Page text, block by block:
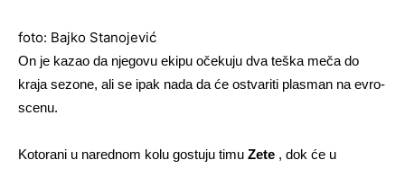
foto: Bajko Stanojević
On je kazao da njegovu ekipu očekuju dva teška meča do
kraja sezone, ali se ipak nada da će ostvariti plasman na evro-
scenu.
Kotorani u narednom kolu gostuju timu Zete , dok će u